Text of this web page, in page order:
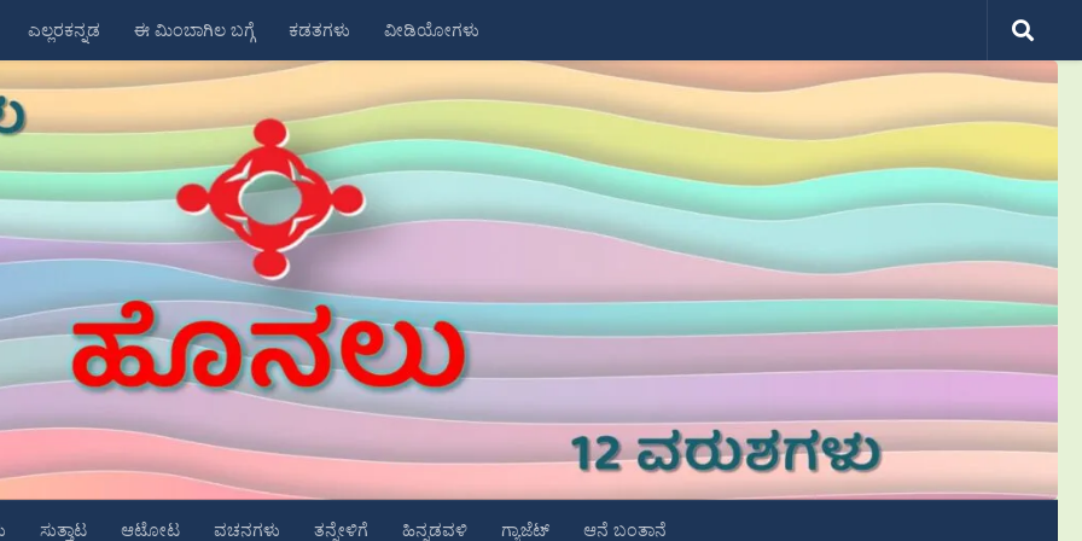
ಎಲ್ಲರಕನ್ನಡ ಈ ಮಿಂಬಾಗಿಲ ಬಗ್ಗೆ ಕಡತಗಳು ವೀಡಿಯೋಗಳು
ಸುತ್ತಾಟ ಆಟೋಟ ವಚನಗಳು ತನ್ನೇಳಿಗೆ ಹಿನ್ನಡವಳಿ ಗ್ಯಾಜೆಟ್ ಆನೆ ಬಂತಾನೆ